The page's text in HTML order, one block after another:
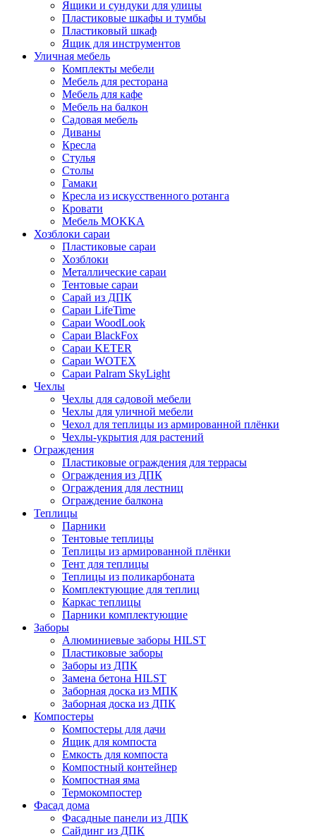
Ящики и сундуки для улицы
Пластиковые шкафы и тумбы
Пластиковый шкаф
Ящик для инструментов
Уличная мебель
Комплекты мебели
Мебель для ресторана
Мебель для кафе
Мебель на балкон
Садовая мебель
Диваны
Кресла
Стулья
Столы
Гамаки
Кресла из искусственного ротанга
Кровати
Мебель MOKKA
Хозблоки сараи
Пластиковые сараи
Хозблоки
Металлические сараи
Тентовые сараи
Сарай из ДПК
Cараи LifeTime
Cараи WoodLook
Сараи BlackFox
Сараи KETER
Сараи WOTEX
Сараи Palram SkyLight
Чехлы
Чехлы для садовой мебели
Чехлы для уличной мебели
Чехол для теплицы из армированной плёнки
Чехлы-укрытия для растений
Ограждения
Пластиковые ограждения для террасы
Ограждения из ДПК
Ограждения для лестниц
Ограждение балкона
Теплицы
Парники
Тентовые теплицы
Теплицы из армированной плёнки
Тент для теплицы
Теплицы из поликарбоната
Комплектующие для теплиц
Каркас теплицы
Парники комплектующие
Заборы
Алюминиевые заборы HILST
Пластиковые заборы
Заборы из ДПК
Замена бетона HILST
Заборная доска из МПК
Заборная доска из ДПК
Компостеры
Компостеры для дачи
Ящик для компоста
Емкость для компоста
Компостный контейнер
Компостная яма
Термокомпостер
Фасад дома
Фасадные панели из ДПК
Сайдинг из ДПК